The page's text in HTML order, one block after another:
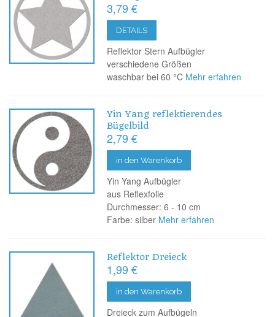
3,79 €
DETAILS
Reflektor Stern Aufbügler
verschiedene Größen
waschbar bei 60 °C Mehr erfahren
Yin Yang reflektierendes
Bügelbild
2,79 €
in den Warenkorb
Yin Yang Aufbügler
aus Reflexfolie
Durchmesser: 6 - 10 cm
Farbe: silber Mehr erfahren
Reflektor Dreieck
1,99 €
in den Warenkorb
Dreieck zum Aufbügeln